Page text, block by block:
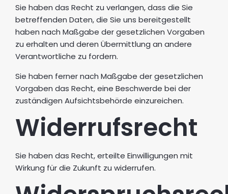
Sie haben das Recht zu verlangen, dass die Sie
betreffenden Daten, die Sie uns bereitgestellt
haben nach Maßgabe der gesetzlichen Vorgaben
zu erhalten und deren Übermittlung an andere
Verantwortliche zu fordern.
Sie haben ferner nach Maßgabe der gesetzlichen
Vorgaben das Recht, eine Beschwerde bei der
zuständigen Aufsichtsbehörde einzureichen.
Widerrufsrecht
Sie haben das Recht, erteilte Einwilligungen mit
Wirkung für die Zukunft zu widerrufen.